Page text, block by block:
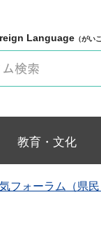
Language （がい
教育・文化
フォーラム（県民